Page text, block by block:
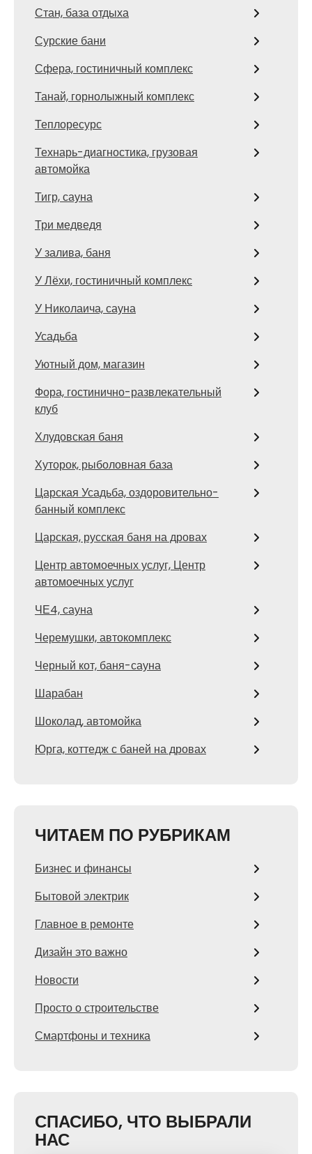
Стан, база отдыха
Сурские бани
Сфера, гостиничный комплекс
Танай, горнолыжный комплекс
Теплоресурс
Технарь-диагностика, грузовая
автомойка
Тигр, сауна
Три медведя
У залива, баня
У Лёхи, гостиничный комплекс
У Николаича, сауна
Усадьба
Уютный дом, магазин
Фора, гостинично-развлекательный
клуб
Хлудовская баня
Хуторок, рыболовная база
Царская Усадьба, оздоровительно-
банный комплекс
Царская, русская баня на дровах
Центр автомоечных услуг, Центр
автомоечных услуг
ЧЕ4, сауна
Черемушки, автокомплекс
Черный кот, баня-сауна
Шарабан
Шоколад, автомойка
Юрга, коттедж с баней на дровах
ЧИТАЕМ ПО РУБРИКАМ
Бизнес и финансы
Бытовой электрик
Главное в ремонте
Дизайн это важно
Новости
Просто о строительстве
Смартфоны и техника
СПАСИБО, ЧТО ВЫБРАЛИ
НАС